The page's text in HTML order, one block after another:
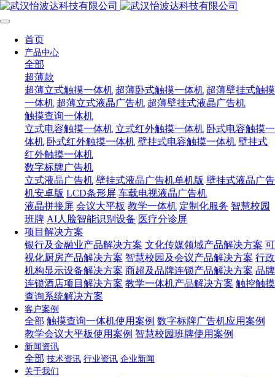
首页
产品中心
全部
超薄款
超薄立式触摸一体机 超薄卧式触摸一体机 超薄壁挂式触摸
一体机 超薄立式液晶广告机 超薄壁挂式液晶广告机
触摸查询一体机
立式电容触摸一体机 立式红外触摸一体机 卧式电容触摸一
体机 卧式红外触摸一体机 壁挂式电容触摸一体机 壁挂式
红外触摸一体机
数字标牌广告机
立式液晶广告机 壁挂式液晶广告机单机版 壁挂式液晶广告
机安卓版 LCD条形屏 车载电视液晶广告机
液晶拼接屏 会议大平板 教学一体机 定制化服务 智慧校园
班牌 AI人脸智能识别设备 医疗分诊屏
项目解决方案
银行及金融业产品解决方案 文化传媒领域产品解决方案 可
视化厨房产品解决方案 智慧校园及会议产品解决方案 行政
机构显示设备解决方案 商超及品牌连锁产品解决方案 品牌
连锁酒店项目解决方案 教学一体机产品解决方案 触控触摸
查询系统解决方案
客户案例
全部 触摸查询一体机使用案例 数字标牌广告机应用案例
教学会议大平板使用案例 智慧校园班牌使用案例
新闻资讯
全部 技术资讯 行业资讯 企业新闻
关于我们